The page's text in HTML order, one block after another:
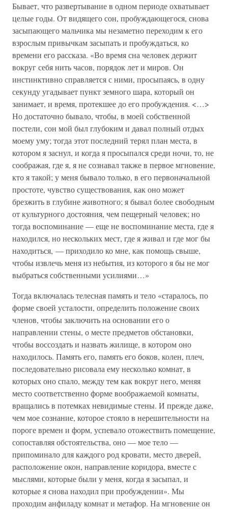
Бывает, что развертывание в одном периоде охватывает
целые годы. От видящего сон, пробуждающегося, снова
засыпающего мальчика мы незаметно переходим к его
взрослым привычкам засыпать и пробуждаться, ко
времени его рассказа. «Во время сна человек держит
вокруг себя нить часов, порядок лет и миров. Он
инстинктивно справляется с ними, просыпаясь, в одну
секунду угадывает пункт земного шара, который он
занимает, и время, протекшее до его пробуждения. <…>
Но достаточно бывало, чтобы, в моей собственной
постели, сон мой был глубоким и давал полный отдых
моему уму; тогда этот последний терял план места, в
котором я заснул, и когда я просыпался среди ночи, то, не
соображая, где я, я не сознавал также в первое мгновение,
кто я такой; у меня бывало только, в его первоначальной
простоте, чувство существования, как оно может
брезжить в глубине животного; я бывал более свободным
от культурного достояния, чем пещерный человек; но
тогда воспоминание — еще не воспоминание места, где я
находился, но нескольких мест, где я живал и где мог бы
находиться, — приходило ко мне, как помощь свыше,
чтобы извлечь меня из небытия, из которого я бы не мог
выбраться собственными усилиями…»
Тогда включалась телесная память и тело «старалось, по
форме своей усталости, определить положение своих
членов, чтобы заключить на основании его о
направлении стены, о месте предметов обстановки,
чтобы воссоздать и назвать жилище, в котором оно
находилось. Память его, память его боков, колен, плеч,
последовательно рисовала ему несколько комнат, в
которых оно спало, между тем как вокруг него, меняя
место соответственно форме воображаемой комнаты,
вращались в потемках невидимые стены. И прежде даже,
чем мое сознание, которое стояло в нерешительности на
пороге времен и форм, успевало отожествить помещение,
сопоставляя обстоятельства, оно — мое тело —
припоминало для каждого род кровати, место дверей,
расположение окон, направление коридора, вместе с
мыслями, которые были у меня, когда я засыпал, и
которые я снова находил при пробуждении». Мы
проходим анфиладу комнат и метафор. На мгновение он